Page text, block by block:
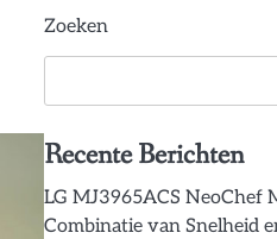
Zoeken
Recente Berichten
LG MJ3965ACS NeoChef
Combinatie van Snelheid